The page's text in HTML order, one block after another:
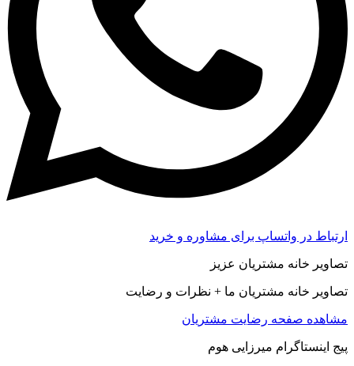
ارتباط در واتساپ برای مشاوره و خرید
تصاویر خانه مشتریان عزیز
تصاویر خانه مشتریان ما + نظرات و رضایت
مشاهده صفحه رضايت مشتريان
پیج اینستاگرام میرزایی هوم